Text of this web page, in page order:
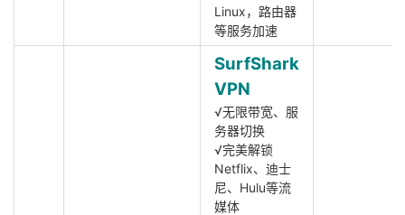
Linux，路由器
等服务加速
SurfShark
VPN
√无限带宽、服
务器切换
√完美解锁
Netflix、迪士
尼、Hulu等流
媒体